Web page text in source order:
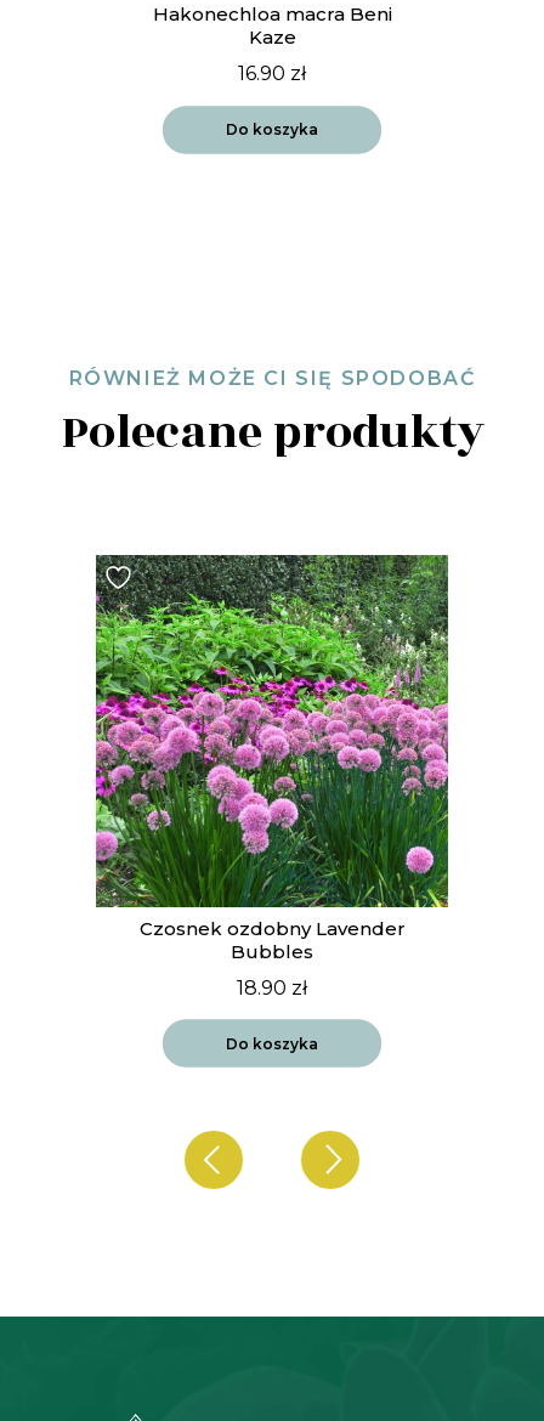
Hakonechloa macra Beni
Kaze
16.90 zł
Do koszyka
RÓWNIEŻ MOŻE CI SIĘ SPODOBAĆ
Polecane produkty
Czosnek ozdobny Lavender
Bubbles
18.90 zł
Do koszyka